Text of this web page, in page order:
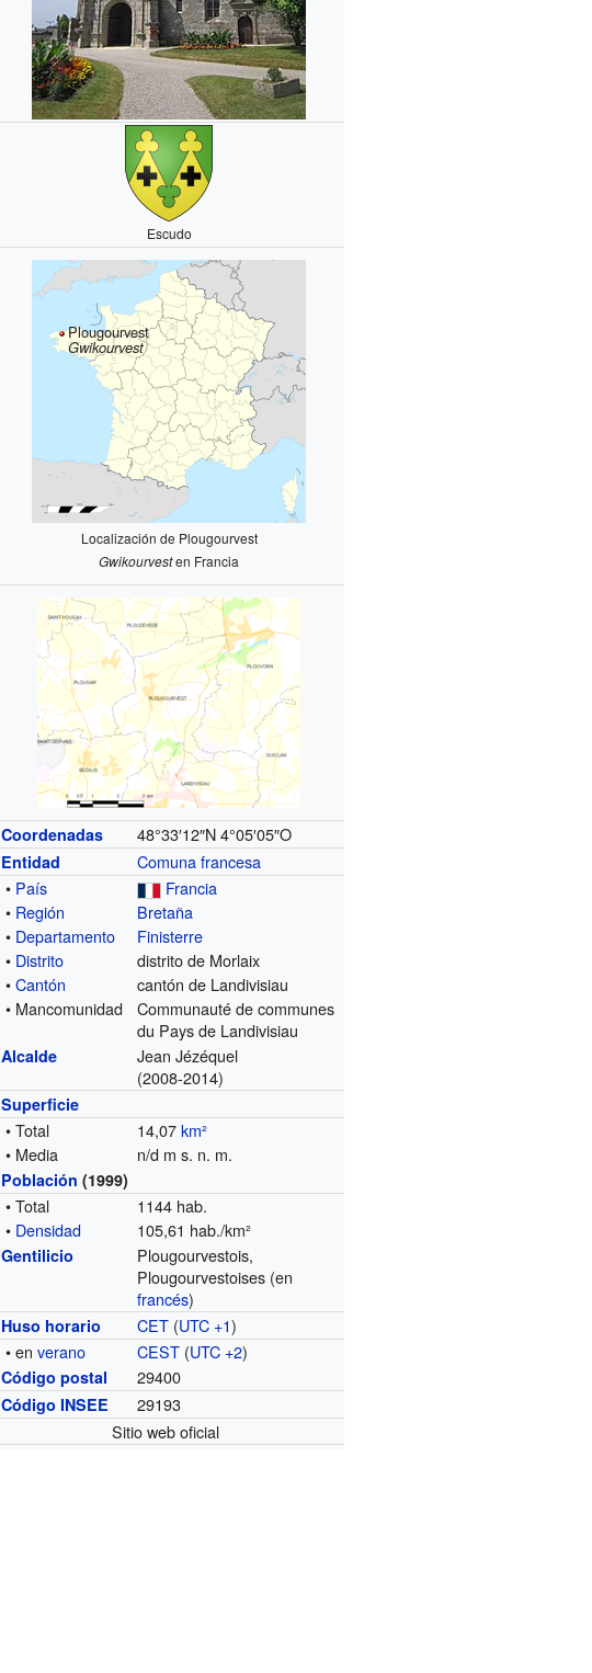
Escudo
Plougourvest
Gwikourvest
Localización de Plougourvest
Gwikourvesten Francia
Coordenadas 48°33′12″N 4°05′05″O
Entidad
Comuna francesa
• País
Francia
• Región
Bretaña
• Departamento
Finisterre
• Distrito
distrito de Morlaix
•Cantón
cantón de Landivisiau
• Mancomunidad
Communauté de communes
du Pays de Landivisiau
Alcalde
Jean Jézéquel
(2008-2014)
Superficie
• Total 14,07km²
• Media
n/d m s. n. m.
Población (1999)
• Total
1144 hab.
• Densidad 105,61 hab./km²
Gentilicio
Plougourvestois,
Plougourvestoises (en
francés)
Huso horario CET (UTC +1)
• enverano CEST (UTC +2)
Código postal 29400
Código INSEE
29193
Sitio web oficial